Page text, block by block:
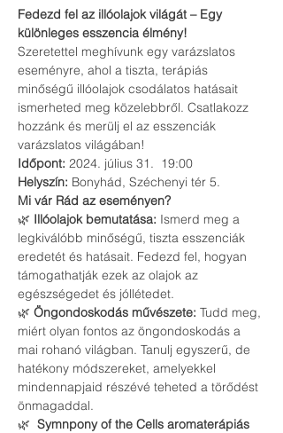
Fedezd fel az illóolajok világát – Egy
különleges esszencia élmény!
Szeretettel meghívunk egy varázslatos
eseményre, ahol a tiszta, terápiás
minőségű illóolajok csodálatos hatásait
ismerheted meg közelebbről. Csatlakozz
hozzánk és merülj el az esszenciák
varázslatos világában!
Időpont: 2024. július 31.  19:00
Helyszín: Bonyhád, Széchenyi tér 5.
Mi vár Rád az eseményen?
🌿 Illóolajok bemutatása: Ismerd meg a
legkiválóbb minőségű, tiszta esszenciák
eredetét és hatásait. Fedezd fel, hogyan
támogathatják ezek az olajok az
egészségedet és jóllétedet.
🌿 Öngondoskodás művészete: Tudd meg,
miért olyan fontos az öngondoskodás a
mai rohanó világban. Tanulj egyszerű, de
hatékony módszereket, amelyekkel
mindennapjaid részévé teheted a törődést
önmagaddal.
🌿 Symnpony of the Cells aromaterápiás